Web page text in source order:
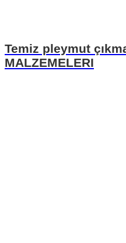
Temiz pleymut
MALZEMELERI